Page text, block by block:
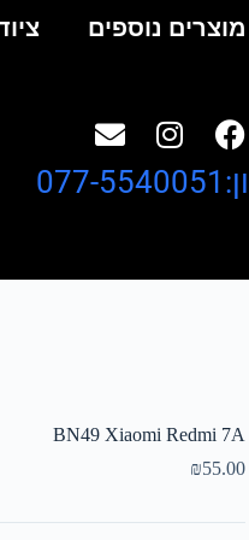
מוצרים נוספים
BN49 Xiaomi Redmi 7A
₪55.00